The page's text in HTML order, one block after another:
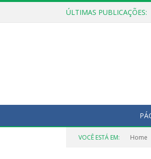
ÚLTIMAS PUBLICAÇÕES:
VOCÊ ESTÁ EM: Home